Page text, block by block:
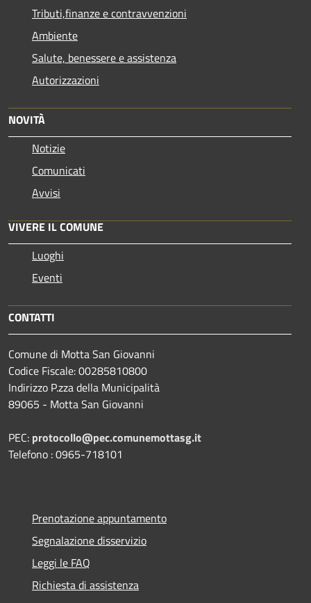
Tributi,finanze e contravvenzioni
Ambiente
Salute, benessere e assistenza
Autorizzazioni
NOVITÀ
Notizie
Comunicati
Avvisi
VIVERE IL COMUNE
Luoghi
Eventi
CONTATTI
Comune di Motta San Giovanni
Codice Fiscale: 00285810800
Indirizzo P.zza della Municipalità
89065 - Motta San Giovanni
PEC: protocollo@pec.comunemottasg.it
Telefono : 0965-718101
Prenotazione appuntamento
Segnalazione disservizio
Leggi le FAQ
Richiesta di assistenza